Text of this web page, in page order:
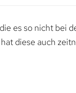
es so nicht bei
diese auch